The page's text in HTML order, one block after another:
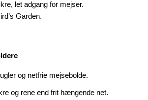
let adgang for mejser.
Garden.
og netfrie mejsebolde.
og rene end frit hængende net.